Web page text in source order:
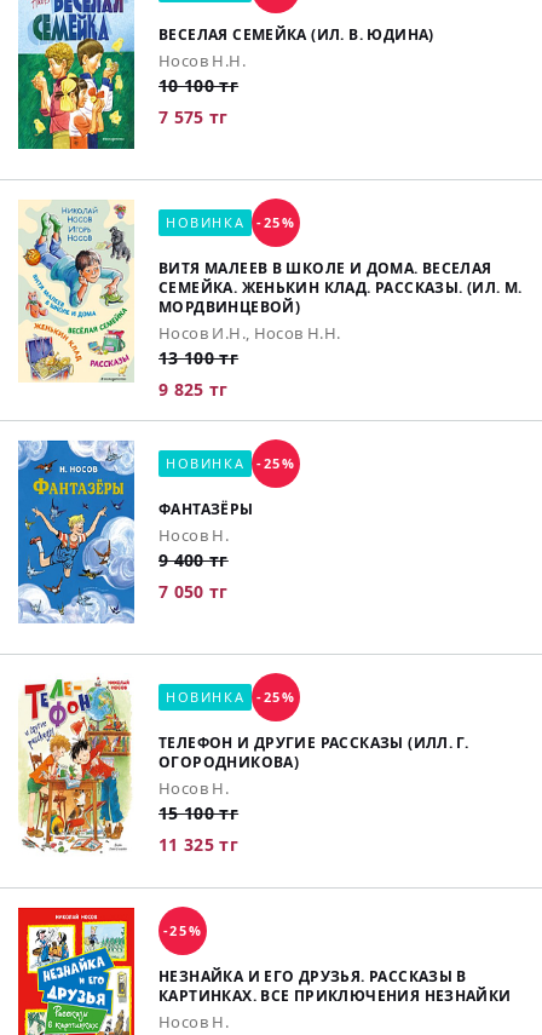
ВЕСЕЛАЯ СЕМЕЙКА (ИЛ. В. ЮДИНА)
Носов Н.Н.
10 100 тг
7 575 тг
НОВИНКА -25%
ВИТЯ МАЛЕЕВ В ШКОЛЕ И ДОМА. ВЕСЕЛАЯ
СЕМЕЙКА. ЖЕНЬКИН КЛАД. РАССКАЗЫ. (ИЛ. М.
МОРДВИНЦЕВОЙ)
Носов И.Н., Носов Н.Н.
13 100 тг
9 825 тг
НОВИНКА -25%
ФАНТАЗЁРЫ
Носов Н.
9 400 тг
7 050 тг
НОВИНКА -25%
ТЕЛЕФОН И ДРУГИЕ РАССКАЗЫ (ИЛЛ. Г.
ОГОРОДНИКОВА)
Носов Н.
15 100 тг
11 325 тг
-25%
НЕЗНАЙКА И ЕГО ДРУЗЬЯ. РАССКАЗЫ В
КАРТИНКАХ. ВСЕ ПРИКЛЮЧЕНИЯ НЕЗНАЙКИ
Носов Н.